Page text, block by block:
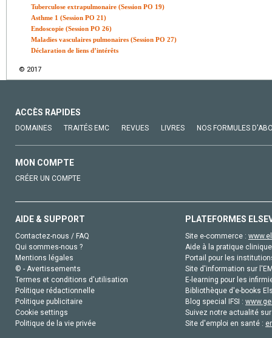
Tuberculose extrapulmonaire (Session PO 19)
Asthme 1 (Session PO 21)
Endoscopie (Session PO 26)
Maladies vasculaires pulmonaires (Session PO 27)
Déclaration de liens d’intérêts
© 2017
ACCÈS RAPIDES
DOMAINES TRAITÉS EMC REVUES LIVRES NOS FORMULES
MON COMPTE
CRÉER UN COMPTE
AIDE & SUPPORT
Contactez-nous / FAQ
Qui sommes-nous ?
Mentions légales
© - Avertissements
Termes et conditions d'utilisation
Politique rédactionnelle
Politique publicitaire
Cookie settings
Politique de la vie privée
PLATEFORMES
Site e-commerce :
Aide à la pratique
Portail pour les
Site d'information sur
E-learning pour les
Bibliothèque d'e-books
Blog special IFSI :
Suivez notre actualité
Site d'emploi en santé :